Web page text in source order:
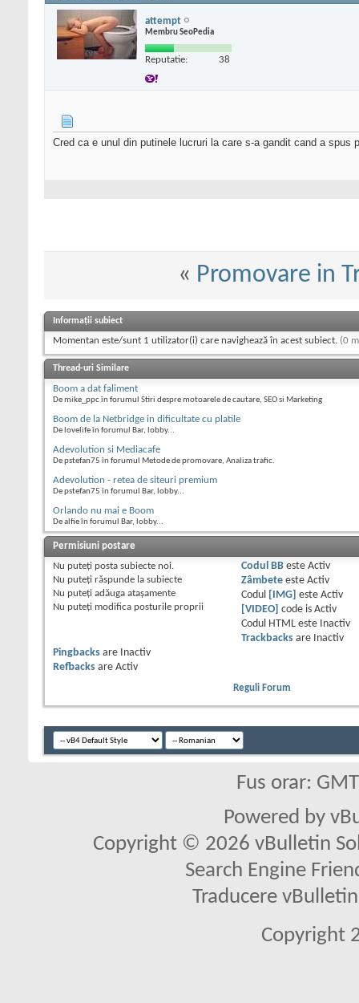
attempt
Membru SeoPedia
Reputatie: 38
Cred ca e unul din putinele lucruri la care s-a gandit cand a spus
« Promovare in
Informații subiect
Momentan este/sunt 1 utilizator(i) care navighează în acest subiect. (0
Thread-uri Similare
Boom a dat faliment
De mike_ppc în forumul Stiri despre motoarele de cautare, SEO si Marketing
Boom de la Netbridge in dificultate cu platile
De lovelife în forumul Bar, lobby...
Adevolution si Mediacafe
De pstefan75 în forumul Metode de promovare, Analiza trafic.
Adevolution - retea de siteuri premium
De pstefan75 în forumul Bar, lobby...
Orlando nu mai e Boom
De alfie în forumul Bar, lobby...
Permisiuni postare
Nu puteţi posta subiecte noi.
Nu puteţi răspunde la subiecte
Nu puteţi adăuga ataşamente
Nu puteţi modifica posturile proprii
Codul BBeste Activ
Zâmbeteeste Activ
Codul
[IMG] este Activ
[VIDEO] code is Activ
Codul HTML este
Inactiv
Trackbacksare
Inactiv
Pingbacks are
Inactiv
Refbacks are Activ
Reguli Forum
Fus orar:
Powered by
Copyright © 2026 vBulletin
Search Engine
Traducere
Copyright